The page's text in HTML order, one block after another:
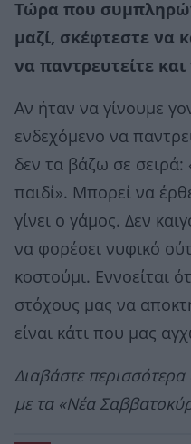
Τώρα που
μαζί, σκέφτεστε να
να παντρευτείτε
Αν ήταν να γίνουμε
ενδεχόμενο να
δεν τα βάζω σε
παιδί». Μπορεί να
γίνει ο γάμος. Δεν
να φορέσει νυφικό
κοστούμι. Εννοείται
στόχους μας να
είναι κάτι που μας
Διαβάστε
με τα «Νέα